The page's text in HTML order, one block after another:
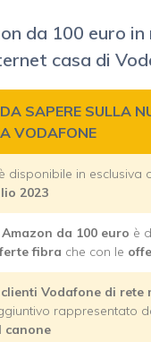
da 100 euro in
casa di
SAPERE SULLA
VODAFONE
disponibile in esclusiva
2023
da 100 euro è
fibra che con le
Vodafone di rete
rappresentato
canone